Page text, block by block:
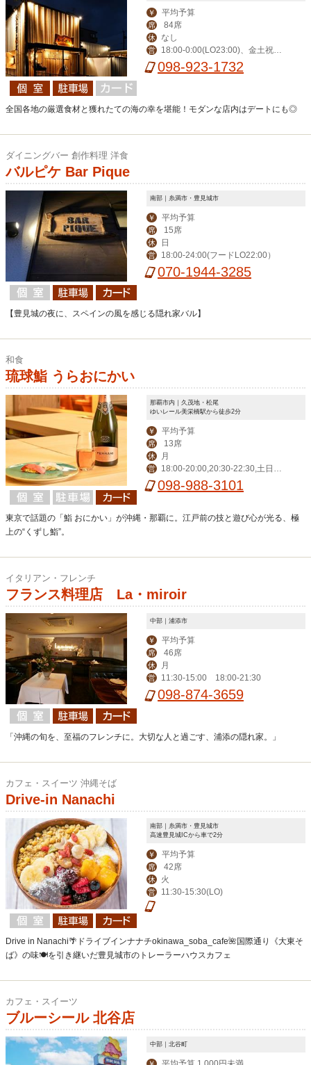
￥ 平均予算
席 84席
休 なし
営
18:00-0:00(LO23:00)、金土祝前1
8:00-1:00(0:00)
098-923-1732
全国各地の厳選食材と獲れたての海の幸を堪能！モダンな店内はデートにも◎
ダイニングバー 創作料理 洋食
バルピケ Bar Pique
南部｜糸満市・豊見城市
￥ 平均予算
席 15席
休 日
営 18:00-24:00(フードLO22:00）
070-1944-3285
【豊見城の夜に、スペインの風を感じる隠れ家バル】
和食
琉球鮨 うらおにかい
那覇市内｜久茂地・松尾
ゆいレール美栄橋駅から徒歩2分
￥ 平均予算
席 13席
休 月
営
18:00-20:00,20:30-22:30,土日祝 1
2:00-14:00,18:00-22:30
098-988-3101
東京で話題の「鮨 おにかい」が沖縄・那覇に。江戸前の技と遊び心が光る、極
上の“くずし鮨”。
イタリアン・フレンチ
フランス料理店 La・miroir
中部｜浦添市
￥ 平均予算
席 46席
休 月
営 11:30-15:00 18:00-21:30
098-874-3659
「沖縄の旬を、至福のフレンチに。大切な人と過ごす、浦添の隠れ家。」
カフェ・スイーツ 沖縄そば
Drive-in Nanachi
南部｜糸満市・豊見城市
高速豊見城ICから車で2分
￥ 平均予算
席 42席
休 火
営 11:30-15:30(LO)
Drive in Nanachi🌴ドライブインナナチokinawa_soba_cafe🌺国際通り《大東そ
ば》の味🍽を引き継いだ豊見城市のトレーラーハウスカフェ
カフェ・スイーツ
ブルーシール 北谷店
中部｜北谷町